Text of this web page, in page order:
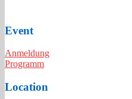
Event
Anmeldung
Programm
Location